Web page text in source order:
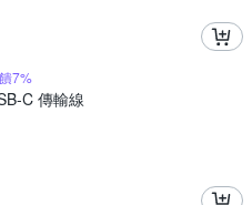
7%
C 傳輸線